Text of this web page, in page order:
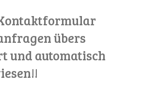
übers
und automatisch